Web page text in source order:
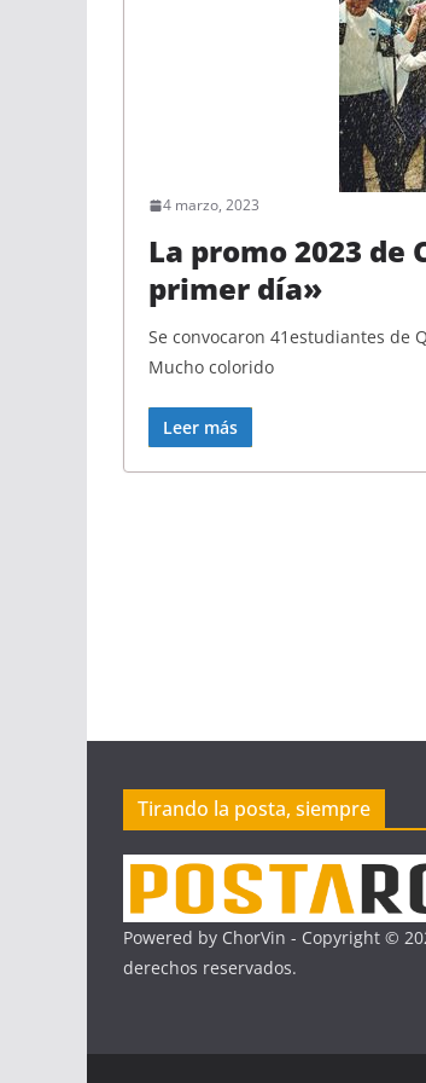
4 marzo, 2023
La promo 2023 de
primer día»
Se convocaron 41estudiantes de
Mucho colorido
Leer más
Tirando la posta, siempre
Powered by ChorVin - Copyright ©
derechos reservados.